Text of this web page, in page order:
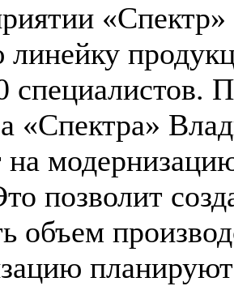
специалистов.
«Спектра»
на
позволит
объем
планируют